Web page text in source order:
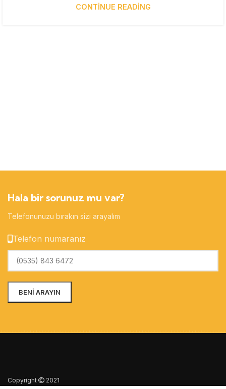
CONTINUE READING
Hala bir sorunuz mu var?
Telefonunuzu bırakın sizi arayalım
Telefon numaranız
Copyright 2021